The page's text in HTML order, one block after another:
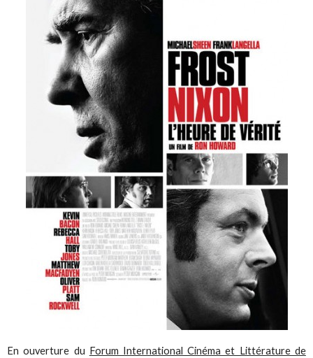
En ouverture du Forum International Cinéma et Littérature de